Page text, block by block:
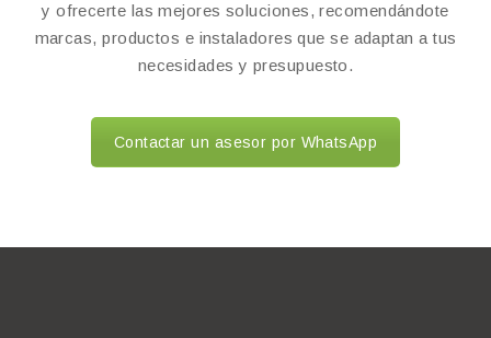
y ofrecerte las mejores soluciones, recomendándote
marcas, productos e instaladores que se adaptan a tus
necesidades y presupuesto.
Contactar un asesor por WhatsApp